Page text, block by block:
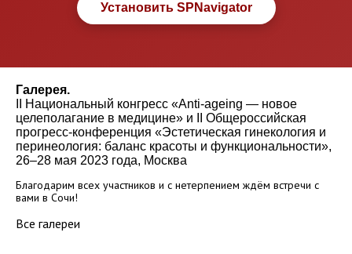
Установить SPNavigator
Галерея.
II Национальный конгресс «Anti-ageing — новое
целеполагание в медицине» и II Общероссийская
прогресс-конференция «Эстетическая гинекология и
перинеология: баланс красоты и функциональности»,
26–28 мая 2023 года, Москва
Благодарим всех участников и с нетерпением ждём встречи с
вами в Сочи!
Все галереи